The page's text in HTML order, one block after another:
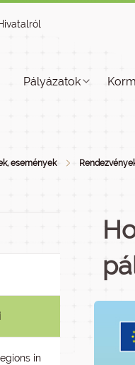
Pályázatok
események
in